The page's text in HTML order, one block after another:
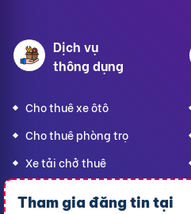
Tham gia đăng tin tại
Dịch vụ
thông dụng
Cho thuê xe ôtô
Cho thuê phòng trọ
Xe tải chở thuê